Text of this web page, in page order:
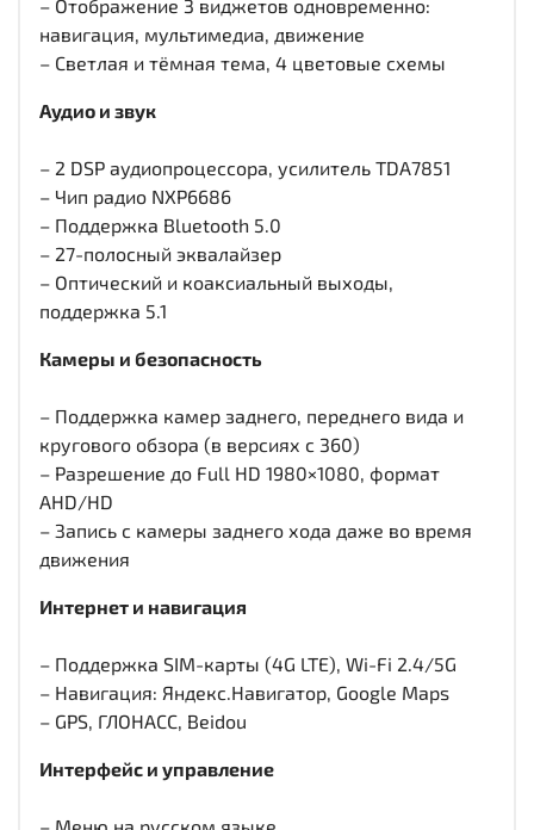
– Отображение 3 виджетов одновременно:
навигация, мультимедиа, движение
– Светлая и тёмная тема, 4 цветовые схемы
Аудио и звук
– 2 DSP аудиопроцессора, усилитель TDA7851
– Чип радио NXP6686
– Поддержка Bluetooth 5.0
– 27-полосный эквалайзер
– Оптический и коаксиальный выходы,
поддержка 5.1
Камеры и безопасность
– Поддержка камер заднего, переднего вида и
кругового обзора (в версиях с 360)
– Разрешение до Full HD 1980×1080, формат
AHD/HD
– Запись с камеры заднего хода даже во время
движения
Интернет и навигация
– Поддержка SIM-карты (4G LTE), Wi-Fi 2.4/5G
– Навигация: Яндекс.Навигатор, Google Maps
– GPS, ГЛОНАСС, Beidou
Интерфейс и управление